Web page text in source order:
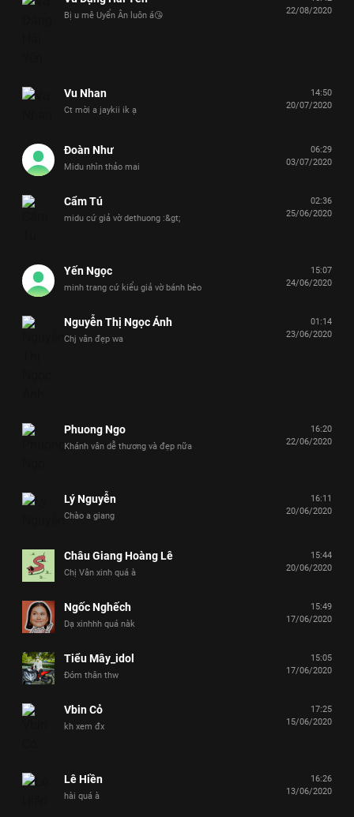
Bị u mê Uyển Ân luôn á😘
22/08/2020
Vu Nhan
Ct mời a jaykii ik ạ
14:50
20/07/2020
Đoàn Như
Midu nhìn thảo mai
06:29
03/07/2020
Cẩm Tú
midu cứ giả vờ dethuong :&gt;
02:36
25/06/2020
Yến Ngọc
minh trang cứ kiểu giả vờ bánh bèo
15:07
24/06/2020
Nguyễn Thị Ngọc Ánh
Chj vân đẹp wa
01:14
23/06/2020
Phuong Ngo
Khánh vân dễ thương và đẹp nữa
16:20
22/06/2020
Lý Nguyễn
Chào a giang
16:11
20/06/2020
Châu Giang Hoàng Lê
Chị Vân xinh quá à
15:44
20/06/2020
Ngốc Nghếch
Dạ xinhhh quá nàk
15:49
17/06/2020
Tiểu Mây_idol
Đóm thân thw
15:05
17/06/2020
Vbin Cỏ
kh xem đx
17:25
15/06/2020
Lê Hiền
hài quá à
16:26
13/06/2020